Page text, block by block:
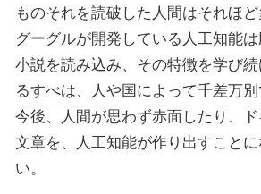
ものそれを読破した人間はそれほど
グーグルが開発している人工知能
小説を読み込み、その特徴を学び
るすべは、人や国によって千差万別
今後、人間が思わず赤面したり、
文章を、人工知能が作り出すこと
い。